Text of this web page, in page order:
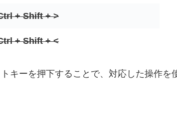
+ Shift + >
+ Shift + <
キーを押下することで、対応した操作を